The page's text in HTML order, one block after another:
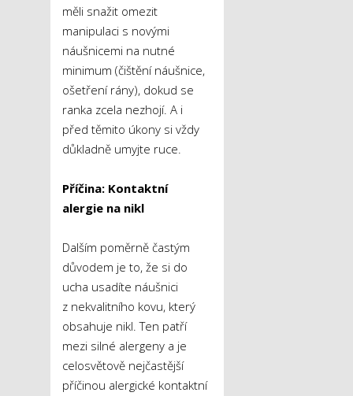
měli snažit omezit
manipulaci s novými
náušnicemi na nutné
minimum (čištění náušnice,
ošetření rány), dokud se
ranka zcela nezhojí. A i
před těmito úkony si vždy
důkladně umyjte ruce.
Příčina: Kontaktní
alergie na nikl
Dalším poměrně častým
důvodem je to, že si do
ucha usadíte náušnici
z nekvalitního kovu, který
obsahuje nikl. Ten patří
mezi silné alergeny a je
celosvětově nejčastější
příčinou alergické kontaktní